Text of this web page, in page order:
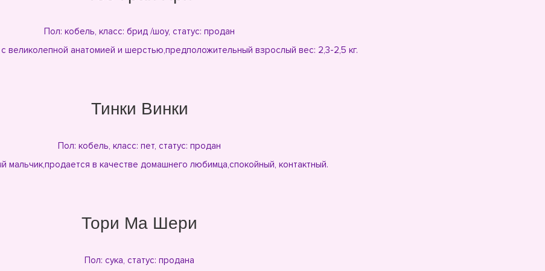
Пол: кобель, класс: брид /шоу, статус: продан
великолепной анатомией и шерстью,предположительный взрослый вес: 2,3-2,5 кг.
Тинки Винки
Пол: кобель, класс: пет, статус: продан
мальчик,продается в качестве домашнего любимца,спокойный, контактный.
Тори Ма Шери
Пол: сука, статус: продана